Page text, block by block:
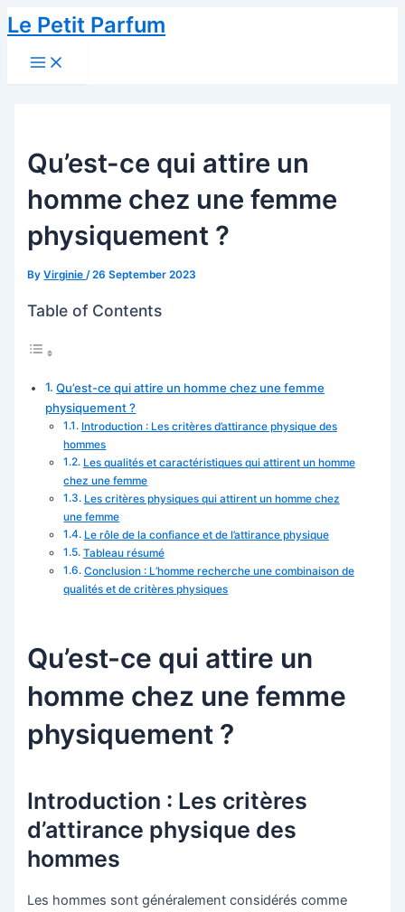
Skip
to
content
Le Petit Parfum
Main
Menu
Qu’est-ce qui attire un
homme chez une femme
physiquement ?
ByVirginie/26 September 2023
Table of Contents
Qu’est-ce qui attire un homme chez une femme
physiquement ?
Introduction : Les critères d’attirance physique des
hommes
Les qualités et caractéristiques qui attirent un homme
chez une femme
Les critères physiques qui attirent un homme chez
une femme
Le rôle de la confiance et de l’attirance physique
Tableau résumé
Conclusion : L’homme recherche une combinaison de
qualités et de critères physiques
Qu’est-ce qui attire un
homme chez une femme
physiquement ?
Introduction : Les critères
d’attirance physique des
hommes
Les hommes sont généralement considérés comme